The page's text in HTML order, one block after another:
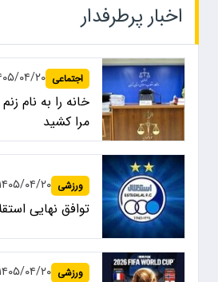
اخبار پرطرفدار
اجتماعی ۱۴۰۵/۰۴/۲۰
خانه را به نام
مرا کشید
ورزشی ۱۴۰۵/۰۴/۲۰
توافق نهایی
ورزشی ۱۴۰۵/۰۴/۲۰